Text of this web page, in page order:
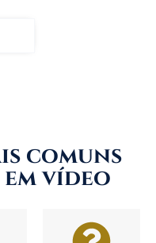
comuns
vídeo